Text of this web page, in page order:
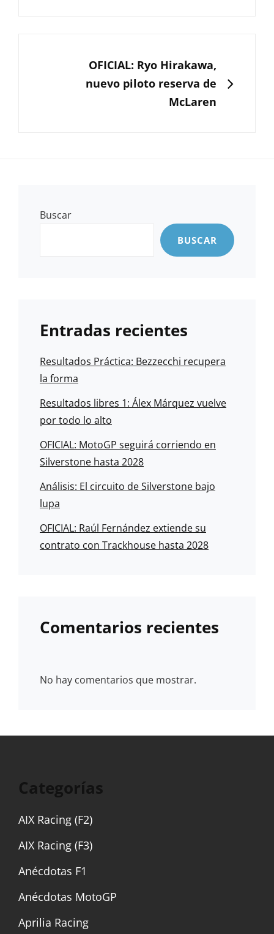
SIGUIENTEOFICIAL: Ryo Hirakawa,
nuevo piloto reserva de
McLaren
Buscar
BUSCAR
Entradas recientes
Resultados Práctica: Bezzecchi recupera
la forma
Resultados libres 1: Álex Márquez vuelve
por todo lo alto
OFICIAL: MotoGP seguirá corriendo en
Silverstone hasta 2028
Análisis: El circuito de Silverstone bajo
lupa
OFICIAL: Raúl Fernández extiende su
contrato con Trackhouse hasta 2028
Comentarios recientes
No hay comentarios que mostrar.
Categorías
AIX Racing (F2)
AIX Racing (F3)
Anécdotas F1
Anécdotas MotoGP
Aprilia Racing